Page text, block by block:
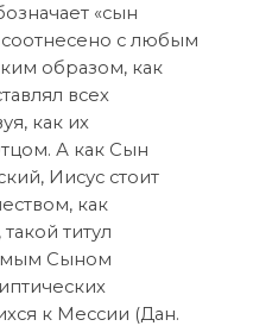
«сын
с любым
образом, как
всех
как их
А как Сын
Иисус стоит
как
титул
Сыном
к Мессии (Дан.